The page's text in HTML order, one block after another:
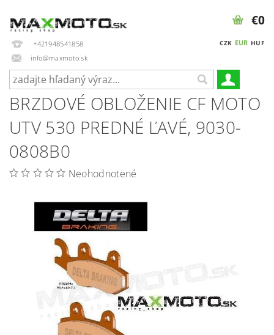
+421948541858
info@maxmoto.sk
CZK EUR HUF
€0
BRZDOVÉ OBLOŽENIE CF MOTO
UTV 530 PREDNÉ ĽAVÉ, 9030-
0808B0
Neohodnotené